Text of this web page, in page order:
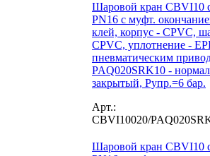
Шаровой кран CBVI10
PN16 с муфт.
клей, корпус - CPVC,
CPVC, уплотнение -
пневматическим
PAQ020SRK10 -
закрытый, Рупр.=6 бар.
Арт.:
CBVI10020/
Шаровой кран CBVI10